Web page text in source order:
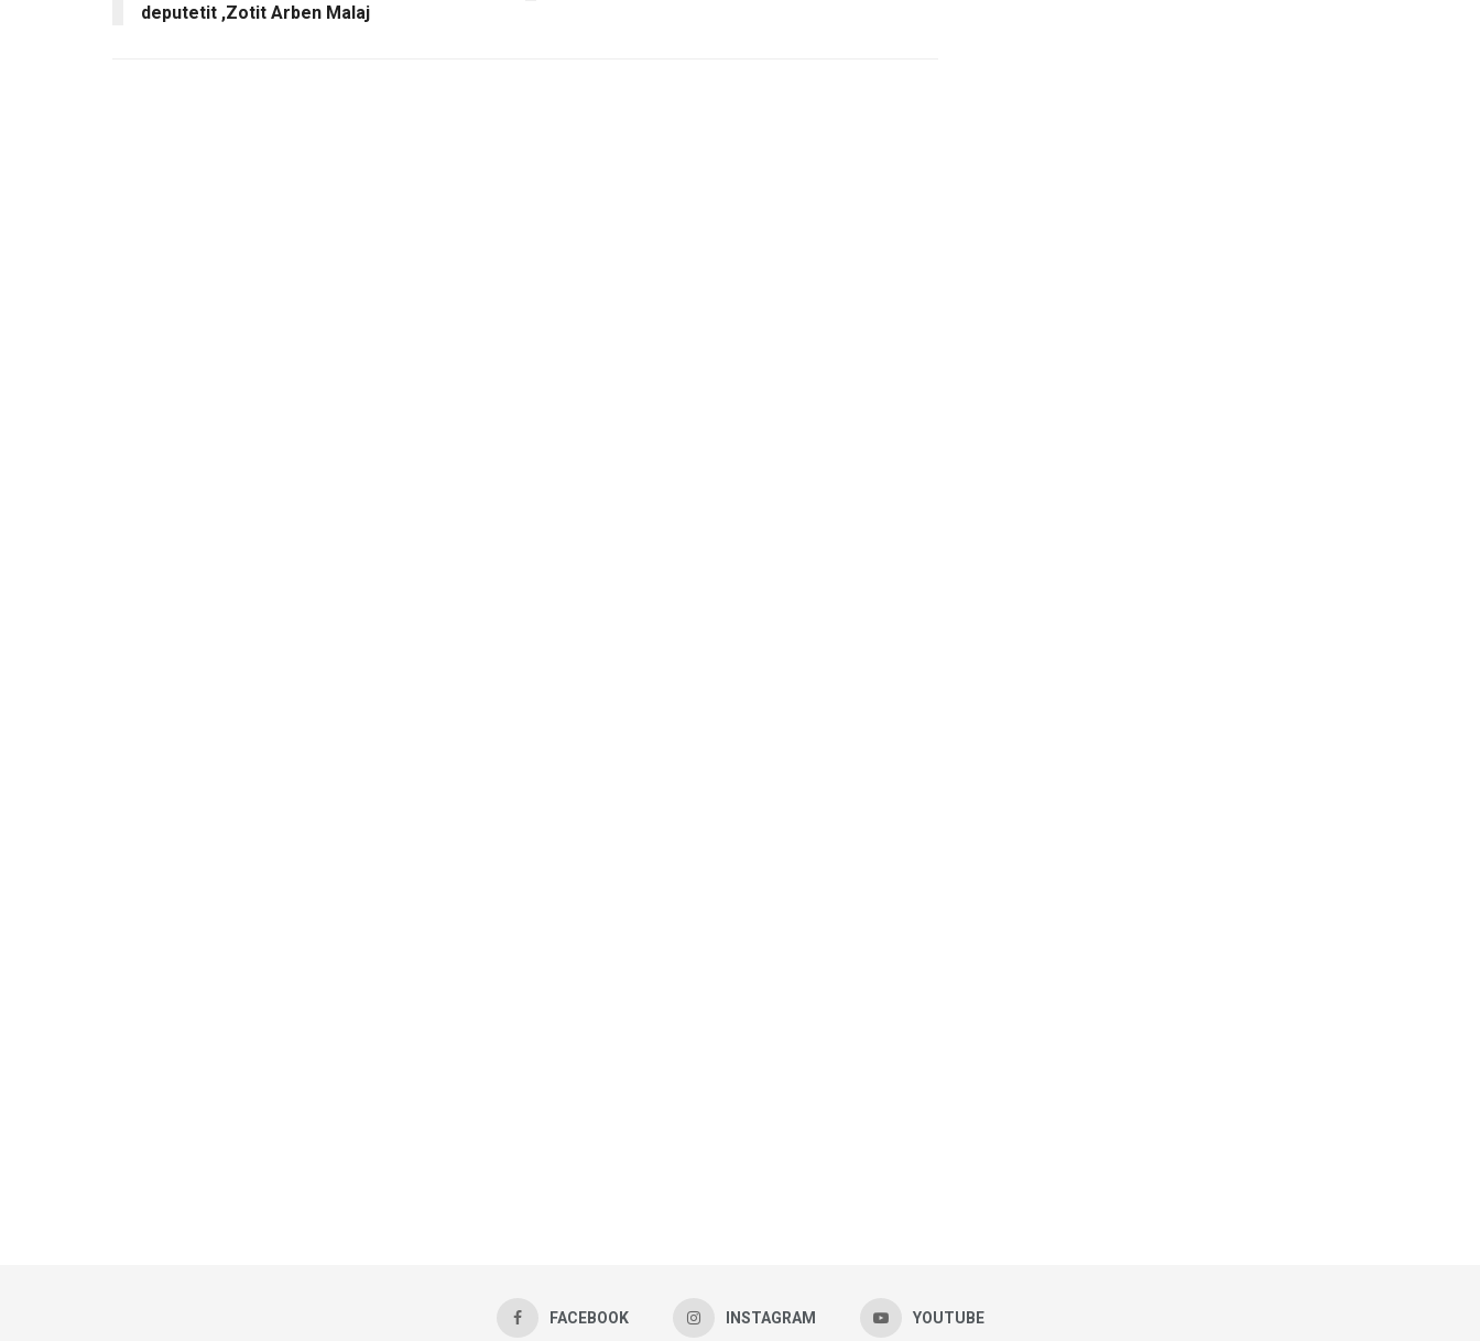
deputetit ,Zotit Arben Malaj
FACEBOOK INSTAGRAM YOUTUBE